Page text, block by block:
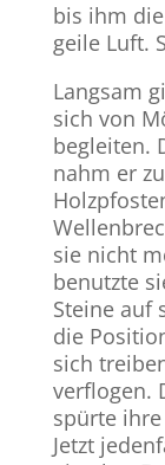
bis ihm
geile Luft.
Langsam
sich von
begleiten.
nahm er
sie nicht
benutzte
Steine auf
die
sich
verflogen.
spürte
Jetzt